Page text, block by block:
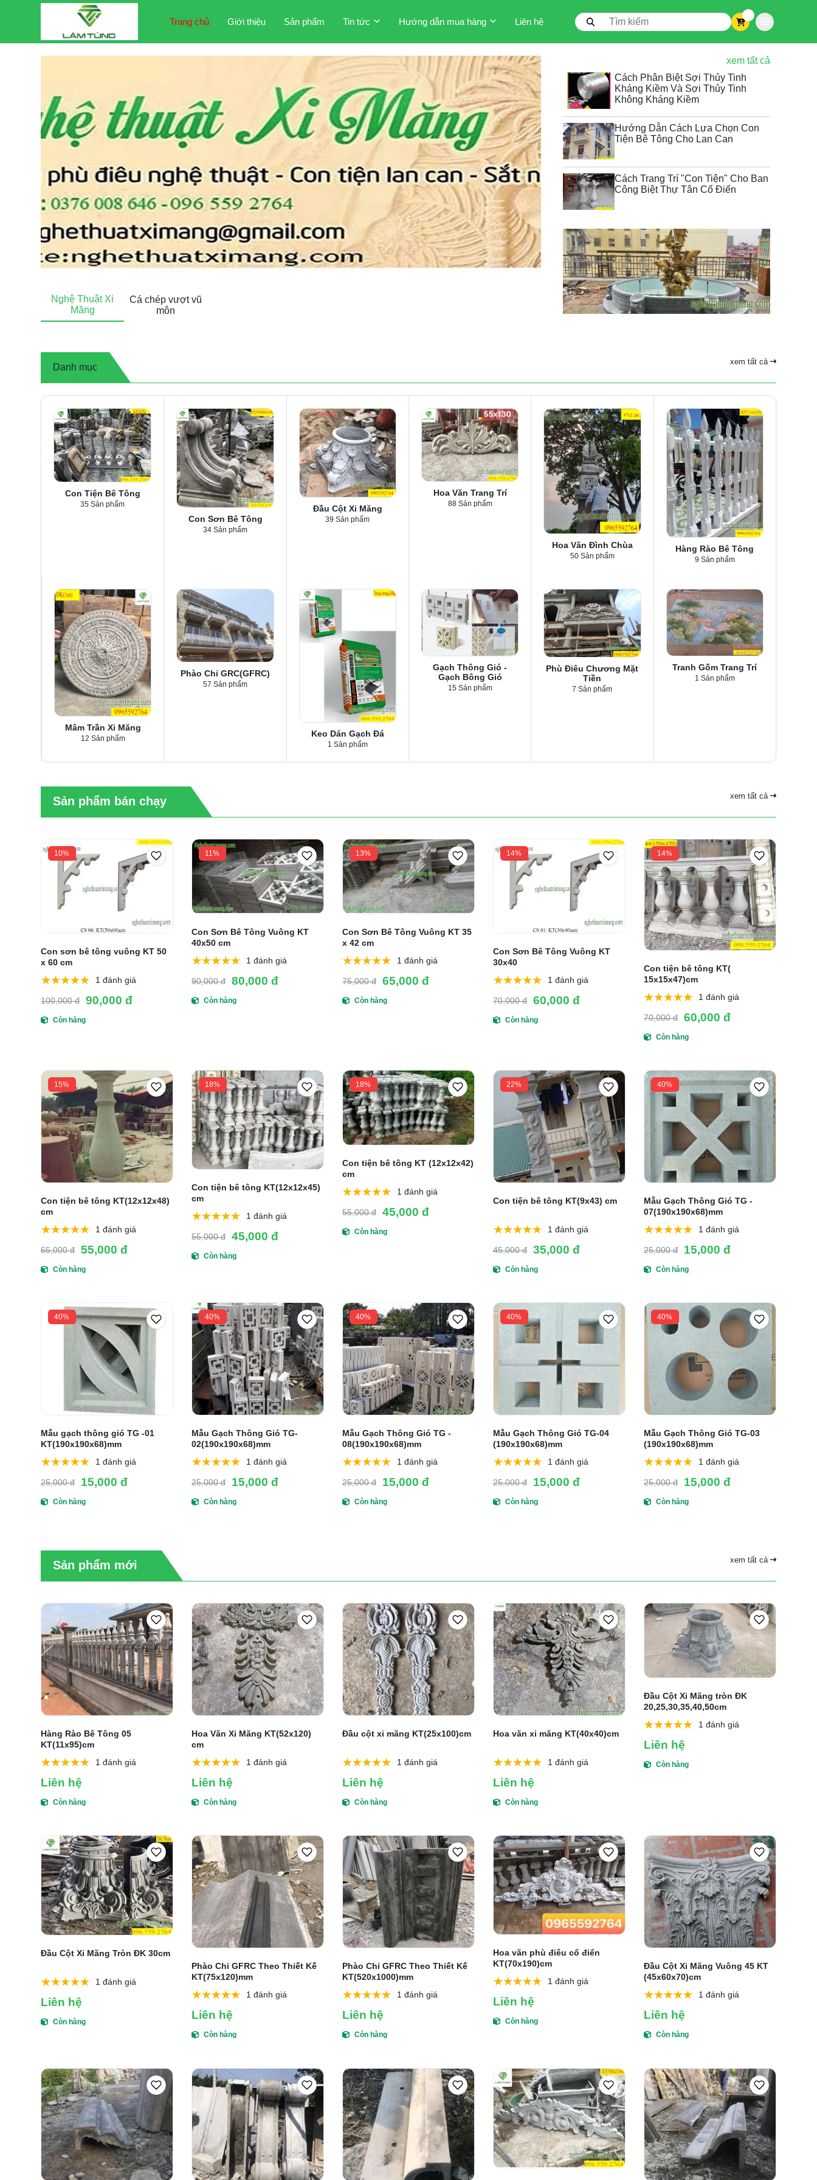
Trang chủ Giới thiệu Sản phẩm Tin tức Hướng dẫn mua hàng Liên hệ
Nghệ Thuật Xi
Măng
Cá chép vượt vũ
môn
xem tất cả
Cách Phân Biệt Sợi Thủy Tinh
Kháng Kiềm Và Sợi Thủy Tinh
Không Kháng Kiềm
Hướng Dẫn Cách Lựa Chọn Con
Tiện Bê Tông Cho Lan Can
Cách Trang Trí "Con Tiện" Cho Ban
Công Biệt Thự Tân Cổ Điển
Danh mục
xem tất cả
Con Tiện Bê Tông
35 Sản phẩm
Con Sơn Bê Tông
34 Sản phẩm
Đầu Cột Xi Măng
39 Sản phẩm
Hoa Văn Trang Trí
88 Sản phẩm
Hoa Văn Đình Chùa
50 Sản phẩm
Hàng Rào Bê Tông
9 Sản phẩm
Mâm Trần Xi Măng
12 Sản phẩm
Phào Chỉ GRC(GFRC)
57 Sản phẩm
Keo Dán Gạch Đá
1 Sản phẩm
Gạch Thông Gió -
Gạch Bông Gió
15 Sản phẩm
Phù Điêu Chương Mặt
Tiền
7 Sản phẩm
Tranh Gốm Trang Trí
1 Sản phẩm
Sản phẩm bán chạy xem tất cả
10%
Con sơn bê tông vuông KT 50
x 60 cm
1 đánh giá
100,000 đ 90,000 đ
Còn hàng
11%
Con Sơn Bê Tông Vuông KT
40x50 cm
1 đánh giá
90,000 đ 80,000 đ
Còn hàng
13%
Con Sơn Bê Tông Vuông KT 35
x 42 cm
1 đánh giá
75,000 đ 65,000 đ
Còn hàng
14%
Con Sơn Bê Tông Vuông KT
30x40
1 đánh giá
70,000 đ 60,000 đ
Còn hàng
14%
Con tiện bê tông KT(
15x15x47)cm
1 đánh giá
70,000 đ 60,000 đ
Còn hàng
15%
Con tiện bê tông KT(12x12x48)
cm
1 đánh giá
65,000 đ 55,000 đ
Còn hàng
18%
Con tiện bê tông KT(12x12x45)
cm
1 đánh giá
55,000 đ 45,000 đ
Còn hàng
18%
Con tiện bê tông KT (12x12x42)
cm
1 đánh giá
55,000 đ 45,000 đ
Còn hàng
22%
Con tiện bê tông KT(9x43) cm
1 đánh giá
45,000 đ 35,000 đ
Còn hàng
40%
Mẫu Gạch Thông Gió TG -
07(190x190x68)mm
1 đánh giá
25,000 đ 15,000 đ
Còn hàng
40%
Mẫu gạch thông gió TG -01
KT(190x190x68)mm
1 đánh giá
25,000 đ 15,000 đ
Còn hàng
40%
Mẫu Gạch Thông Gió TG-
02(190x190x68)mm
1 đánh giá
25,000 đ 15,000 đ
Còn hàng
40%
Mẫu Gạch Thông Gió TG -
08(190x190x68)mm
1 đánh giá
25,000 đ 15,000 đ
Còn hàng
40%
Mẫu Gạch Thông Gió TG-04
(190x190x68)mm
1 đánh giá
25,000 đ 15,000 đ
Còn hàng
40%
Mẫu Gạch Thông Gió TG-03
(190x190x68)mm
1 đánh giá
25,000 đ 15,000 đ
Còn hàng
Sản phẩm mới xem tất cả
Hàng Rào Bê Tông 05
KT(11x95)cm
1 đánh giá
Liên hệ
Còn hàng
Hoa Văn Xi Măng KT(52x120)
cm
1 đánh giá
Liên hệ
Còn hàng
Đầu cột xi măng KT(25x100)cm
1 đánh giá
Liên hệ
Còn hàng
Hoa văn xi măng KT(40x40)cm
1 đánh giá
Liên hệ
Còn hàng
Đầu Cột Xi Măng tròn ĐK
20,25,30,35,40,50cm
1 đánh giá
Liên hệ
Còn hàng
Đầu Cột Xi Măng Tròn ĐK 30cm
1 đánh giá
Liên hệ
Còn hàng
Phào Chỉ GFRC Theo Thiết Kế
KT(75x120)mm
1 đánh giá
Liên hệ
Còn hàng
Phào Chỉ GFRC Theo Thiết Kế
KT(520x1000)mm
1 đánh giá
Liên hệ
Còn hàng
Hoa văn phù điêu cổ điển
KT(70x190)cm
1 đánh giá
Liên hệ
Còn hàng
Đầu Cột Xi Măng Vuông 45 KT
(45x60x70)cm
1 đánh giá
Liên hệ
Còn hàng